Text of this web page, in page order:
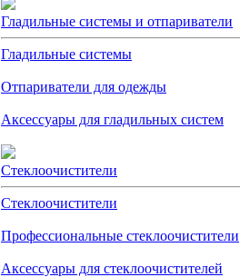
Гладильные системы и отпариватели
Гладильные системы
Отпариватели для одежды
Аксессуары для гладильных систем
Стеклоочистители
Стеклоочистители
Профессиональные стеклоочистители
Аксессуары для стеклоочистителей